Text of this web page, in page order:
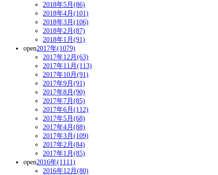
2018年5月(86)
2018年4月(101)
2018年3月(106)
2018年2月(87)
2018年1月(91)
open2017年(1079)
2017年12月(63)
2017年11月(113)
2017年10月(91)
2017年9月(91)
2017年8月(90)
2017年7月(85)
2017年6月(112)
2017年5月(68)
2017年4月(88)
2017年3月(109)
2017年2月(84)
2017年1月(85)
open2016年(1111)
2016年12月(80)